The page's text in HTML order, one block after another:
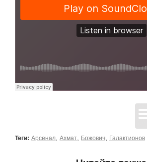
Теги: Арсенал Ахмат Божович Галактионов